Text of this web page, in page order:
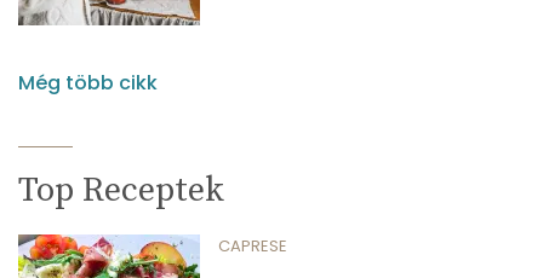
Még több cikk
Top Receptek
CAPRESE